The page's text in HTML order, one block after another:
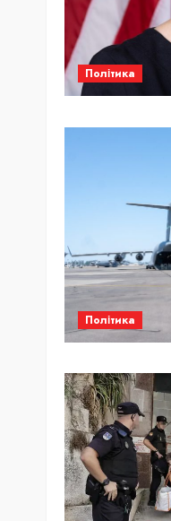
Політика
Політика